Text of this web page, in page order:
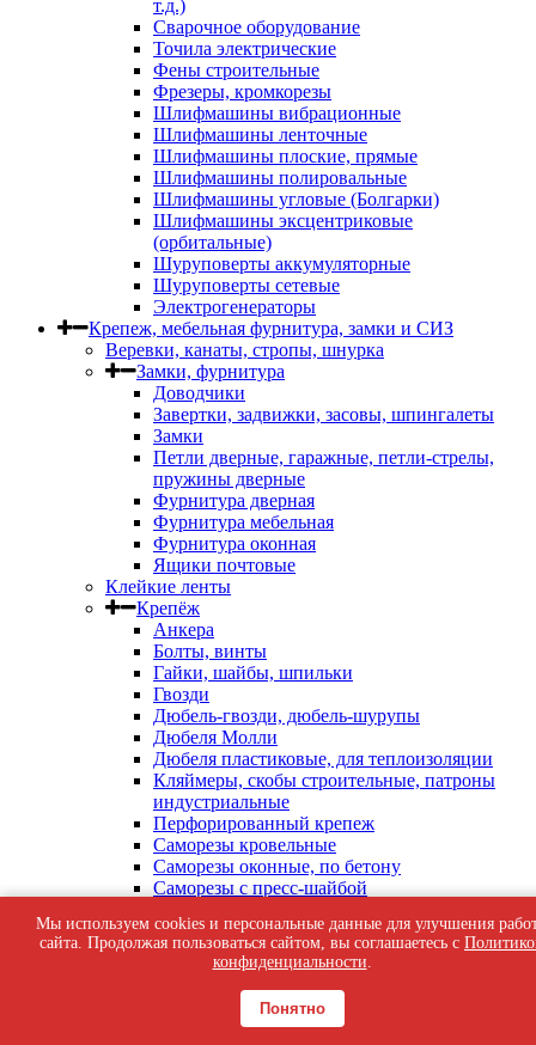
т.д.)
Сварочное оборудование
Точила электрические
Фены строительные
Фрезеры, кромкорезы
Шлифмашины вибрационные
Шлифмашины ленточные
Шлифмашины плоские, прямые
Шлифмашины полировальные
Шлифмашины угловые (Болгарки)
Шлифмашины эксцентриковые
(орбитальные)
Шуруповерты аккумуляторные
Шуруповерты сетевые
Электрогенераторы
Крепеж, мебельная фурнитура, замки и СИЗ
Веревки, канаты, стропы, шнурка
Замки, фурнитура
Доводчики
Завертки, задвижки, засовы, шпингалеты
Замки
Петли дверные, гаражные, петли-стрелы,
пружины дверные
Фурнитура дверная
Фурнитура мебельная
Фурнитура оконная
Ящики почтовые
Клейкие ленты
Крепёж
Анкера
Болты, винты
Гайки, шайбы, шпильки
Гвозди
Дюбель-гвозди, дюбель-шурупы
Дюбеля Молли
Дюбеля пластиковые, для теплоизоляции
Кляймеры, скобы строительные, патроны
индустриальные
Перфорированный крепеж
Саморезы кровельные
Саморезы оконные, по бетону
Саморезы с пресс-шайбой
Такелаж
Тросы, цепи
Шурупы жёлтые универсальные
Шурупы с шестигранной головкой, с
кольцом, с крюком
Мы используем cookies и персональные данные для улучшения
сайта. Продолжая пользоваться сайтом, вы соглашаетесь с
конфиденциальности.
Понятно